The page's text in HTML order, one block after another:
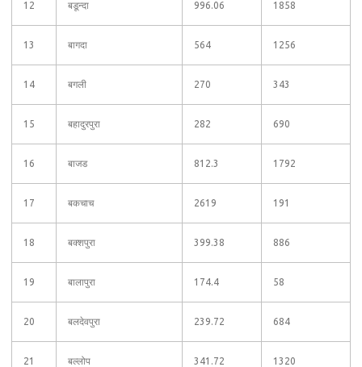
12 बडून्दा 996.06 1858
13 बागदा 564 1256
14 बगली 270 343
15 बहादुरपुरा 282 690
16 बाजड 812.3 1792
17 बकचाच 2619 191
18 बक्शपुरा 399.38 886
19 बालापुरा 174.4 58
20 बलदेवपुरा 239.72 684
21 बल्लोप 341.72 1320